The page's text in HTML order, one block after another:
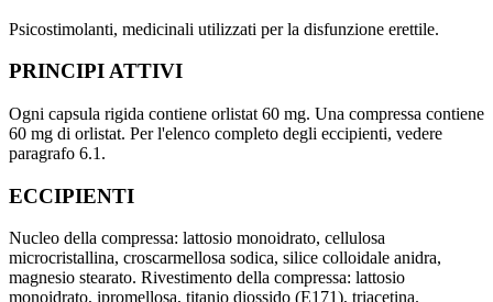
Psicostimolanti, medicinali utilizzati per la disfunzione erettile.
PRINCIPI ATTIVI
Ogni capsula rigida contiene orlistat 60 mg. Una compressa contiene
60 mg di orlistat. Per l'elenco completo degli eccipienti, vedere
paragrafo 6.1.
ECCIPIENTI
Nucleo della compressa: lattosio monoidrato, cellulosa
microcristallina, croscarmellosa sodica, silice colloidale anidra,
magnesio stearato. Rivestimento della compressa: lattosio
monoidrato, ipromellosa, titanio diossido (E171), triacetina.